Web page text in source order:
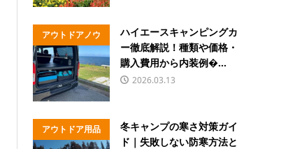
アウトドアノウ
ハウ
ハイエースキャンピングカ
ー徹底解説！種類や価格・
購入費用から内装例�...
2026.03.13
アウトドア用品
冬キャンプの寒さ対策ガイ
ド｜失敗しない防寒方法と